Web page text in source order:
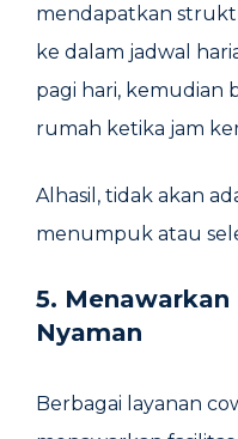
mendapatkan
ke dalam jadwal
pagi hari, kemudian
rumah ketika jam
Alhasil, tidak akan
menumpuk atau
5.
Nyaman
Berbagai layanan